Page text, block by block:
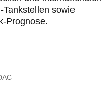
sowie
Prognose.